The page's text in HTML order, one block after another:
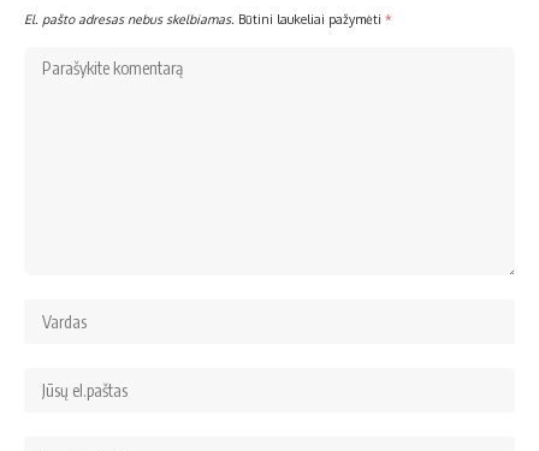
El. pašto adresas nebus skelbiamas. Būtini laukeliai pažymėti *